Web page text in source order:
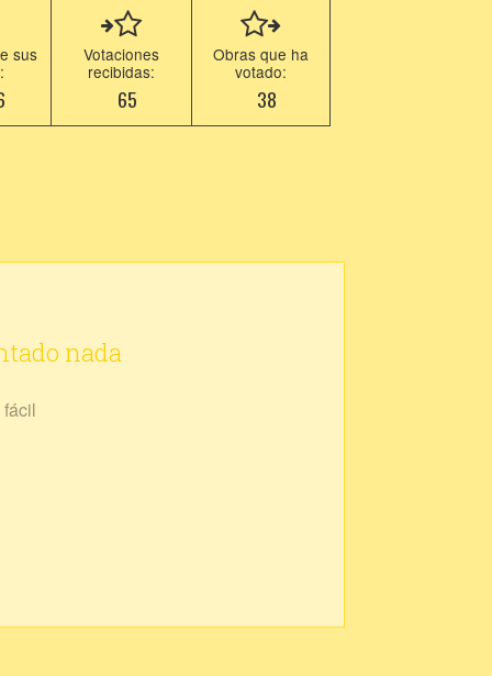
sus
Votaciones
recibidas:
65
Obras que ha
votado:
38
nada